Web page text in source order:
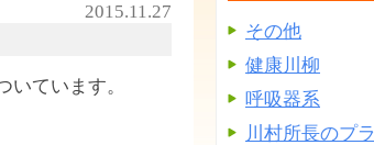
2015.11.27
ています。
その他
健康川柳
呼吸器系
川村所長のプラ